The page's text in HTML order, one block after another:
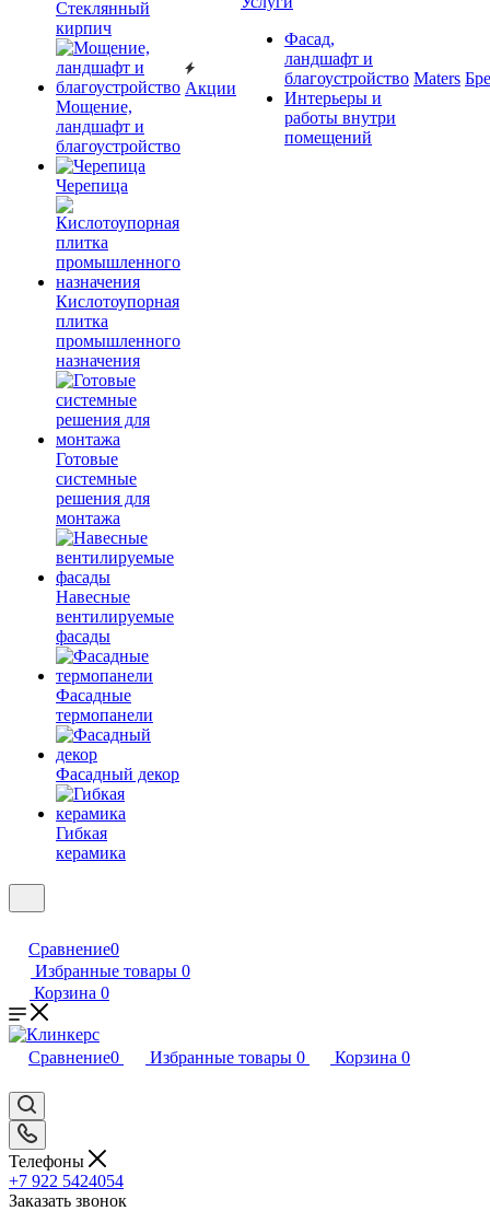
Cтеклянный
кирпич
Мощение,
ландшафт и
благоустройство
Черепица
Кислотоупорная
плитка
промышленного
назначения
Готовые
системные
решения для
монтажа
Навесные
вентилируемые
фасады
Фасадные
термопанели
Фасадный декор
Гибкая
керамика
Акции
Фасад,
ландшафт и
благоустройство
Интерьеры и
работы внутри
помещений
Maters
Сравнение0
Избранные товары 0
Корзина 0
Сравнение0 Избранные товары 0 Корзина 0
Телефоны
+7 922 5424054
Заказать звонок